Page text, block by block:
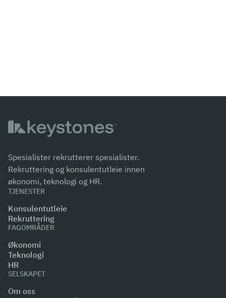
Spesialister rekrutterer spesialister.
Rekruttering og konsulentutleie innen
økonomi, teknologi og HR.
TJENESTER
Konsulentutleie
Rekruttering
FAGOMRÅDER
Økonomi
Teknologi
HR
SELSKAPET
Om oss